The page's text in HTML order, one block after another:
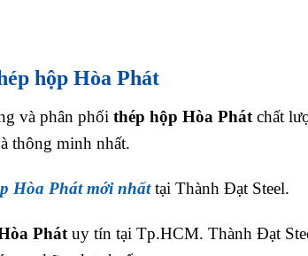
hộp Hòa Phát
và phân phối thép hộp Hòa Phátchất
thông minh nhất.
Hòa Phát mới nhấttại Thành Đạt Steel.
Phát uy tín tại Tp.HCM. Thành Đạt